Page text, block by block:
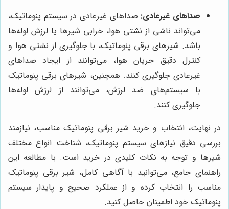
صداهای غیرعادی: صداهای غیرعادی در سیستم پنوماتیک،
می‌تواند ناشی از نشتی هوا، خرابی شیرها یا لرزش لوله‌ها
باشد. شیرهای برقی پنوماتیک، با جلوگیری از نشتی هوا و
کنترل دقیق جریان هوا، می‌توانند از ایجاد صداهای
غیرعادی جلوگیری کنند. همچنین، شیرهای برقی پنوماتیک
با سیستم‌های ضد لرزش، می‌توانند از لرزش لوله‌ها
جلوگیری کنند.
در نهایت، انتخاب و خرید شیر برقی پنوماتیک مناسب، نیازمند
بررسی دقیق نیازهای سیستم پنوماتیک، شناخت انواع مختلف
شیرها و توجه به نکات کلیدی در خرید است. با مطالعه این
راهنمای جامع، می‌توانید با آگاهی کامل، شیر برقی پنوماتیک
مناسب را انتخاب کرده و از عملکرد صحیح و پایدار سیستم
پنوماتیک خود اطمینان حاصل کنید.